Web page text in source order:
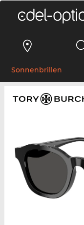
Sonnenbrillen